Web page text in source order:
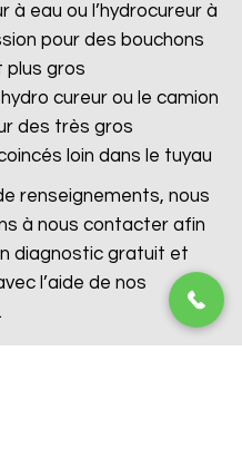
à eau ou l’hydrocureur à
pour des bouchons
plus gros
cureur ou le camion
des très gros
loin dans le tuyau
renseignements, nous
à nous contacter afin
diagnostic gratuit et
l’aide de nos